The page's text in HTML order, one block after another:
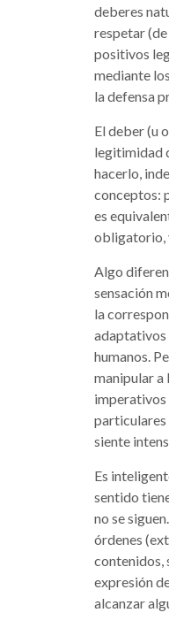
deberes
respetar
positivos
mediante
la defensa
El deber (u
legitimidad
hacerlo,
conceptos:
es
obligatorio,
Algo
sensación
la
adaptativos
humanos.
manipular a
imperativos
particulares
siente
Es
sentido
no se
órdenes
contenidos,
expresión
alcanzar